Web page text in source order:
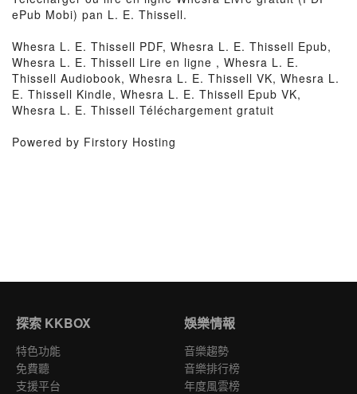
ePub Mobi) pan L. E. Thissell.
Whesra L. E. Thissell PDF, Whesra L. E. Thissell Epub,
Whesra L. E. Thissell Lire en ligne , Whesra L. E.
Thissell Audiobook, Whesra L. E. Thissell VK, Whesra L.
E. Thissell Kindle, Whesra L. E. Thissell Epub VK,
Whesra L. E. Thissell Téléchargement gratuit
Powered by Firstory Hosting
探索 KKBOX
特色功能
免費聽
支援平台
娛樂情報
音樂趨勢
音樂排行榜
年度風雲榜